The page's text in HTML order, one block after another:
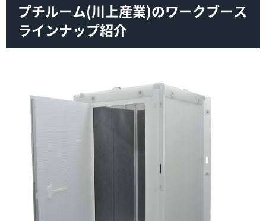
プチルーム(川上産業)のワークブース
ラインナップ紹介